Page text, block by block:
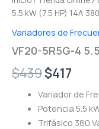
5.5 kW (7.5 HP) 14A
Variadores de
VF20-5R5G-4
$439$417
Variador de
Potencia 5.5
Trifásico 380